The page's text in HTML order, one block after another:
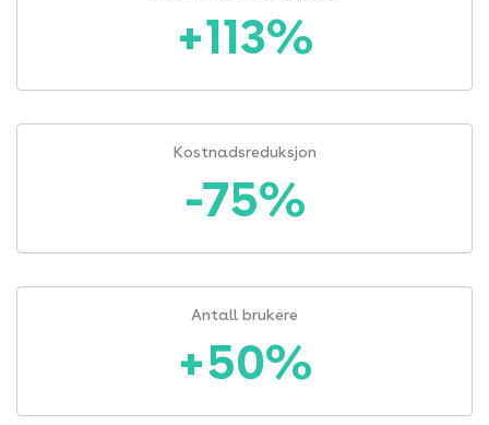
+113%
Kostnadsreduksjon
-75%
Antall brukere
+50%